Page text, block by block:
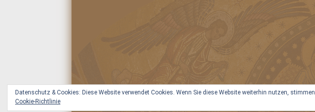
Datenschutz & Cookies: Diese Website verwendet Cookies. Wenn Sie diese Website weiterhin nutzen,
Cookie-Richtlinie